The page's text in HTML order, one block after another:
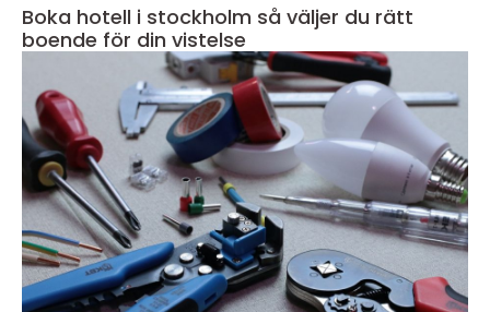
Boka hotell i stockholm så väljer du rätt
boende för din vistelse